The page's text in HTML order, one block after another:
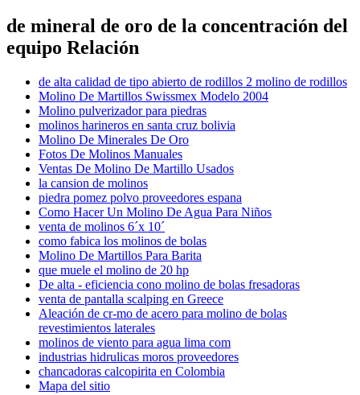
de mineral de oro de la concentración del
equipo Relación
de alta calidad de tipo abierto de rodillos 2 molino de rodillos
Molino De Martillos Swissmex Modelo 2004
Molino pulverizador para piedras
molinos harineros en santa cruz bolivia
Molino De Minerales De Oro
Fotos De Molinos Manuales
Ventas De Molino De Martillo Usados
la cansion de molinos
piedra pomez polvo proveedores espana
Como Hacer Un Molino De Agua Para Niños
venta de molinos 6´x 10´
como fabica los molinos de bolas
Molino De Martillos Para Barita
que muele el molino de 20 hp
De alta - eficiencia cono molino de bolas fresadoras
venta de pantalla scalping en Greece
Aleación de cr-mo de acero para molino de bolas
revestimientos laterales
molinos de viento para agua lima com
industrias hidrulicas moros proveedores
chancadoras calcopirita en Colombia
Mapa del sitio